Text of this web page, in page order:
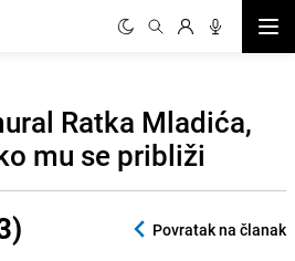
Ratka Mladića,
mu se približi
Povratak na članak